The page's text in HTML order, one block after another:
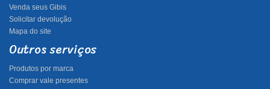
Venda seus Gibis
Solicitar devolução
Mapa do site
Outros serviços
Produtos por marca
Comprar vale presentes